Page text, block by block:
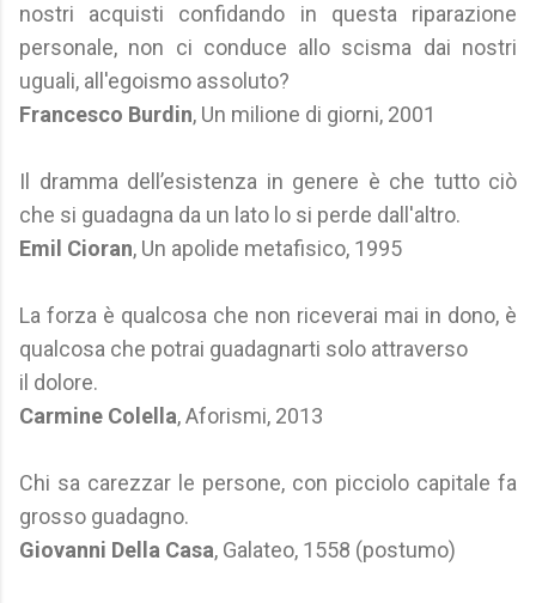
nostri acquisti confidando in questa riparazione
personale, non ci conduce allo scisma dai nostri
uguali, all'egoismo assoluto?
Francesco Burdin, Un milione di giorni, 2001
Il dramma dell’esistenza in genere è che tutto ciò
che si guadagna da un lato lo si perde dall'altro.
Emil Cioran, Un apolide metafisico, 1995
La forza è qualcosa che non riceverai mai in dono, è
qualcosa che potrai guadagnarti solo attraverso
il dolore.
Carmine Colella, Aforismi, 2013
Chi sa carezzar le persone, con picciolo capitale fa
grosso guadagno.
Giovanni Della Casa, Galateo, 1558 (postumo)